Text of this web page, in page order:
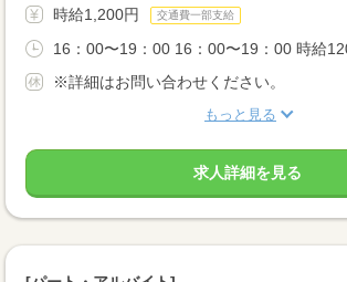
時給1,200円 交通費一部支給
16：00〜19：00 16：00〜19：00 時給
※詳細はお問い合わせください。
もっと見る
求人詳細を見る